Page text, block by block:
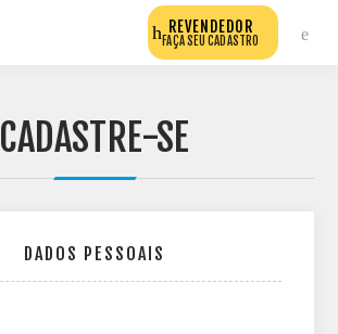
REVENDEDOR
FAÇA SEU CADASTRO
CADASTRE-SE
DADOS PESSOAIS